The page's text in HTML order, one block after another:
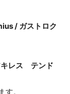
/ ガストロク
レス テンド
。